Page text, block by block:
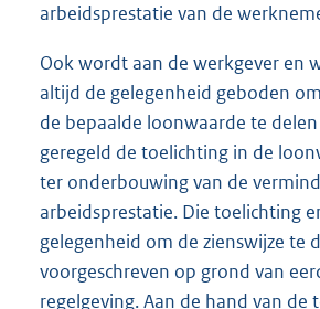
arbeidsprestatie van de
Ook wordt aan de werkgever en
altijd de gelegenheid geboden
de bepaalde loonwaarde te
geregeld de toelichting in de
ter onderbouwing van de
arbeidsprestatie. Die toelichting
gelegenheid om de zienswijze te
voorgeschreven op grond van
regelgeving. Aan de hand van de